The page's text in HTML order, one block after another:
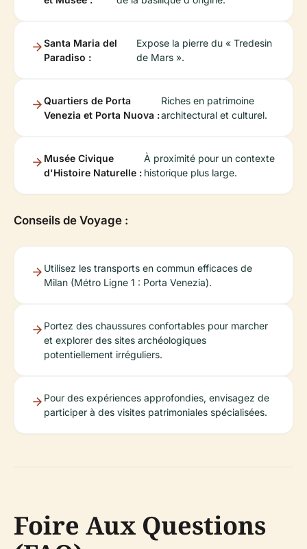
Santa Maria del
Paradiso :
Expose la pierre du « Tredesin
de Mars ».
Quartiers de Porta
Venezia et Porta Nuova :
Riches en patrimoine
architectural et culturel.
Musée Civique
d'Histoire Naturelle :
À proximité pour un contexte
historique plus large.
Conseils de Voyage :
Utilisez les transports en commun efficaces de
Milan (Métro Ligne 1 : Porta Venezia).
Portez des chaussures confortables pour marcher
et explorer des sites archéologiques
potentiellement irréguliers.
Pour des expériences approfondies, envisagez de
participer à des visites patrimoniales spécialisées.
Foire Aux Questions